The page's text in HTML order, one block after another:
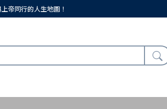
帝同行的人生地圖！